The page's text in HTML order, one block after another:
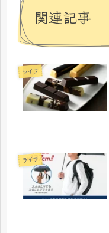
関連記事
ライフ
ライフ